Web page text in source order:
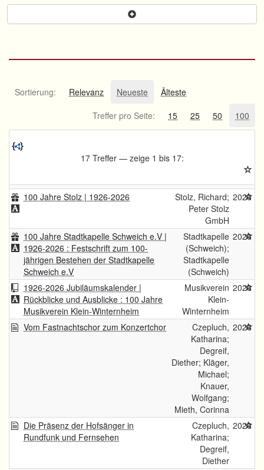
Sortierung: Relevanz Neueste
Älteste
Treffer pro Seite:
15 25 50 100
17 Treffer — zeige 1 bis 17:
100 Jahre Stolz | 1926-2026
Stolz, Richard;
Peter Stolz
GmbH
2026
100 Jahre Stadtkapelle Schweich e.V |
1926-2026 : Festschrift zum 100-
jährigen Bestehen der Stadtkapelle
Schweich e.V
Stadtkapelle
(Schweich);
Stadtkapelle
(Schweich)
2026
1926-2026 Jubiläumskalender |
Rückblicke und Ausblicke : 100 Jahre
Musikverein Klein-Winternheim
Musikverein
Klein-
Winternheim
2026
Vom Fastnachtschor zum Konzertchor
Czepluch,
Katharina;
Degreif,
Diether; Kläger,
Michael;
Knauer,
Wolfgang;
Mieth, Corinna
2026
Die Präsenz der Hofsänger in
Rundfunk und Fernsehen
Czepluch,
Katharina;
Degreif,
Diether
2026